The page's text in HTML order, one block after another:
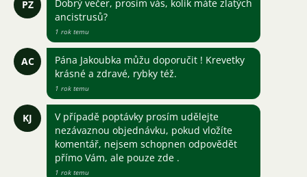
PZ
Dobrý večer, prosím vás, kolik máte zlatých
ancistrusů?
1 rok temu
AC
Pána Jakoubka můžu doporučit ! Krevetky
krásné a zdravé, rybky též.
1 rok temu
KJ
V případě poptávky prosím udělejte
nezávaznou objednávku, pokud vložíte
komentář, nejsem schopnen odpovědět
přímo Vám, ale pouze zde .
1 rok temu